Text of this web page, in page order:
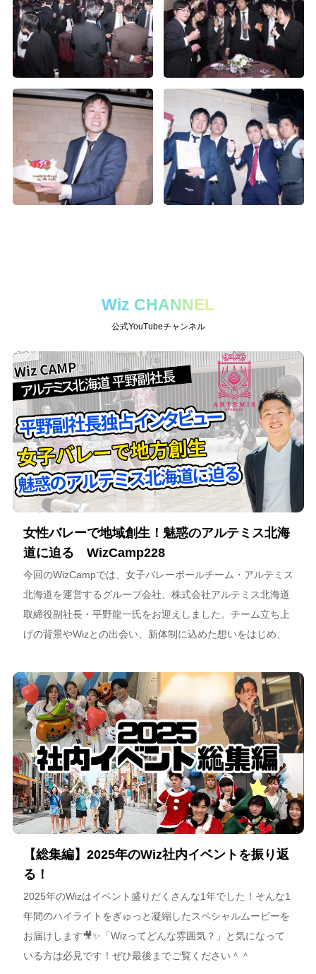
Wiz CHANNEL
公式YouTubeチャンネル
女性バレーで地域創生！魅惑のアルテミス北海
道に迫る WizCamp228
今回のWizCampでは、女子バレーボールチーム・アルテミス
北海道を運営するグループ会社、株式会社アルテミス北海道
取締役副社長・平野龍一氏をお迎えしました。チーム立ち上
げの背景やWizとの出会い、新体制に込めた想いをはじめ、
海道が描く今後のビジョンについて語っています。
【総集編】2025年のWiz社内イベントを振り返
る！
2025年のWizはイベント盛りだくさんな1年でした！そんな1
年間のハイライトをぎゅっと凝縮したスペシャルムービーを
お届けします🎥✨「Wizってどんな雰囲気？」と気になって
いる方は必見です！ぜひ最後までご覧ください＾＾